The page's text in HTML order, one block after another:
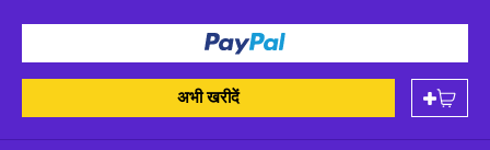
अभी खरीदें